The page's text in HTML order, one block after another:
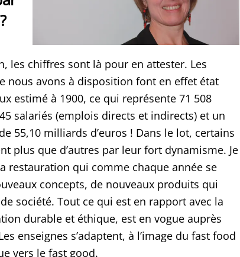
les chiffres sont là pour en attester. Les
nous avons à disposition font en effet état
estimé à 1900, ce qui représente 71 508
salariés (emplois directs et indirects) et un
55,10 milliards d’euros ! Dans le lot, certains
plus que d’autres par leur fort dynamisme. Je
restauration qui comme chaque année se
concepts, de nouveaux produits qui
société. Tout ce qui est en rapport avec la
durable et éthique, est en vogue auprès
enseignes s’adaptent, à l’image du fast food
vers le fast good.